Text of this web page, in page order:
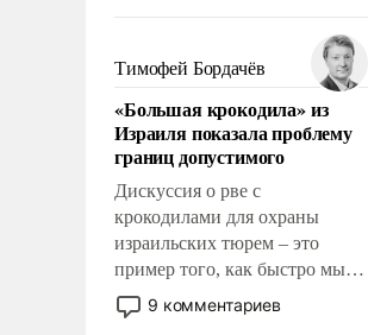
политические прожекты будут
беспрекословно оплачиваться
за счет российских
налогоплательщиков, и где за
свои поступки не нужно
отвечать.
Тимофей Бордачёв
«Большая крокодила» из
Израиля показала проблему
границ допустимого
Дискуссия о рве с
крокодилами для охраны
израильских тюрем – это
пример того, как быстро мы
двигаемся по пути
революционных изменений.
9 комментариев